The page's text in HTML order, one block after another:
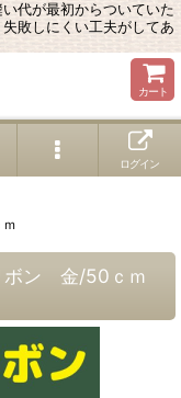
代が最初からついていた
敗しにくい工夫がしてあ
カート
ログイン
ボン 金/50ｃｍ